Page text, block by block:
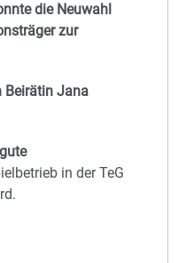
die Neuwahl
zur
Beirätin Jana
in der TeG